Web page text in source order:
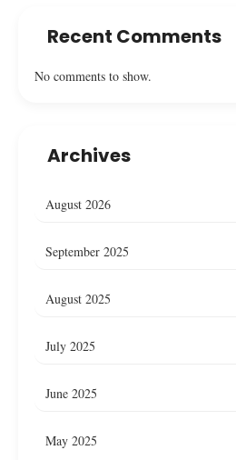
Recent Comments
No comments to show.
Archives
August 2026
September 2025
August 2025
July 2025
June 2025
May 2025